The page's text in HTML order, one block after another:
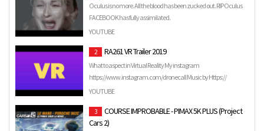
Oculus is no more. All the blood has been zucked out. RIP Oculus
FACEBOOK has fully assimilated.
YOUTUBE
2 RA261 VR Trailer 2019
What to aspect in Virtual Reality My instagram
https://www.instagram.com/dronecall Music by Https://
www.bensound.com.
YOUTUBE
3
COURSE IMPROBABLE - PIMAX 5K PLUS (Project
Cars 2)